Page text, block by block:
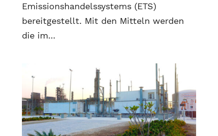
Emissionshandelssystems (ETS)
bereitgestellt. Mit den Mitteln werden
die im...